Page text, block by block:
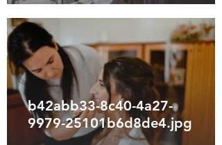
b42abb33-8c40-4a27-
9979-25101b6d8de4.jpg